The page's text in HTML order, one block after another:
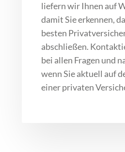
liefern wir Ihnen auf
damit Sie erkennen,
besten
abschließen.
bei allen Fragen und
wenn Sie aktuell auf
einer privaten